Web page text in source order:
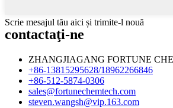
Scrie mesajul tău aici și trimite-l nouă
contactaţi-ne
ZHANGJIAGANG FORTUNE
+86-13815295628/18962266846
+86-512-5874-0306
sales@fortunechemtech.com
steven.wangsh@vip.163.com